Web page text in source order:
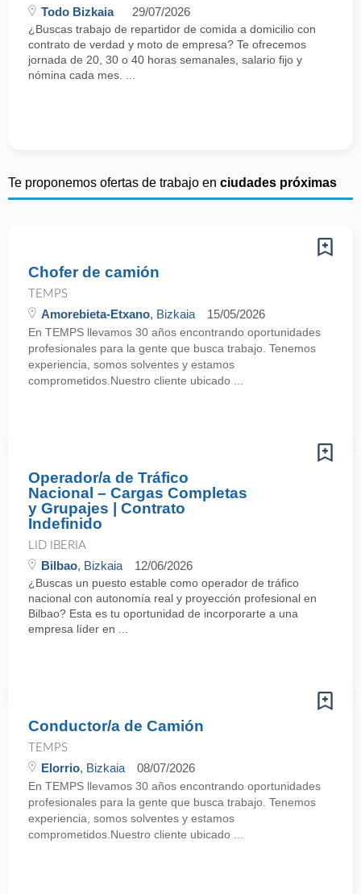
Todo Bizkaia 29/07/2026
¿Buscas trabajo de repartidor de comida a domicilio con
contrato de verdad y moto de empresa? Te ofrecemos
jornada de 20, 30 o 40 horas semanales, salario fijo y
nómina cada mes. ...
Te proponemos ofertas de trabajo en ciudades próximas
Chofer de camión
TEMPS
Amorebieta-Etxano, Bizkaia 15/05/2026
En TEMPS llevamos 30 años encontrando oportunidades
profesionales para la gente que busca trabajo. Tenemos
experiencia, somos solventes y estamos
comprometidos.Nuestro cliente ubicado ...
Operador/a de Tráfico
Nacional – Cargas Completas
y Grupajes | Contrato
Indefinido
LID IBERIA
Bilbao, Bizkaia 12/06/2026
¿Buscas un puesto estable como operador de tráfico
nacional con autonomía real y proyección profesional en
Bilbao? Esta es tu oportunidad de incorporarte a una
empresa líder en ...
Conductor/a de Camión
TEMPS
Elorrio, Bizkaia 08/07/2026
En TEMPS llevamos 30 años encontrando oportunidades
profesionales para la gente que busca trabajo. Tenemos
experiencia, somos solventes y estamos
comprometidos.Nuestro cliente ubicado ...